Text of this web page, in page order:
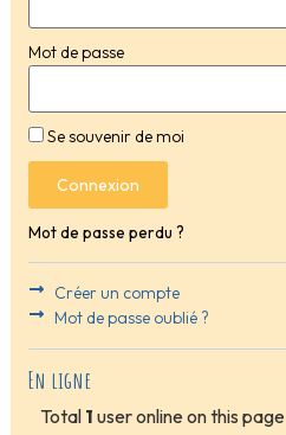
Mot de passe
Se souvenir de moi
Connexion
Mot de passe perdu ?
Créer un compte
Mot de passe oublié ?
En ligne
Total 1 user online on this page